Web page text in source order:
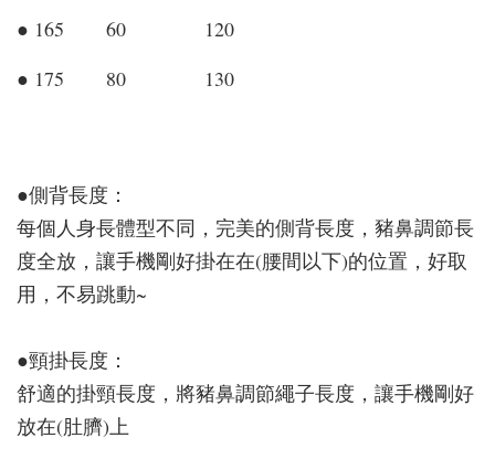
● 165 60 120
● 175 80 130
●側背長度：
每個人身長體型不同，完美的側背長度，豬鼻調節長
度全放，讓手機剛好掛在在(腰間以下)的位置，好取
用，不易跳動~
●頸掛長度：
舒適的掛頸長度，將豬鼻調節繩子長度，讓手機剛好
放在(肚臍)上